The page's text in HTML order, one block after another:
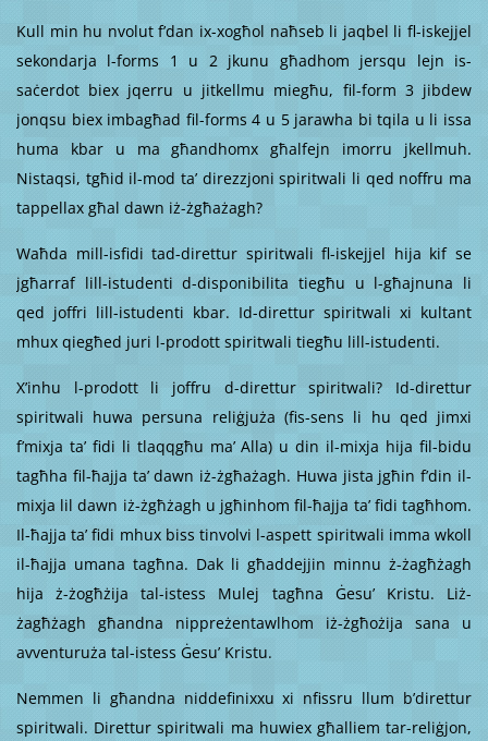
Kull min hu nvolut f’dan ix-xogħol naħseb li jaqbel li fl-iskejjel
sekondarja l-forms 1 u 2 jkunu għadhom jersqu lejn is-
saċerdot biex jqerru u jitkellmu miegħu, fil-form 3 jibdew
jonqsu biex imbagħad fil-forms 4 u 5 jarawha bi tqila u li issa
huma kbar u ma għandhomx għalfejn imorru jkellmuh.
Nistaqsi, tgħid il-mod ta’ direzzjoni spiritwali li qed noffru ma
tappellax għal dawn iż-żgħażagh?
Waħda mill-isfidi tad-direttur spiritwali fl-iskejjel hija kif se
jgħarraf lill-istudenti d-disponibilita tiegħu u l-għajnuna li
qed joffri lill-istudenti kbar. Id-direttur spiritwali xi kultant
mhux qiegħed juri l-prodott spiritwali tiegħu lill-istudenti.
X’inhu l-prodott li joffru d-direttur spiritwali? Id-direttur
spiritwali huwa persuna reliġjuża (fis-sens li hu qed jimxi
f’mixja ta’ fidi li tlaqqgħu ma’ Alla) u din il-mixja hija fil-bidu
tagħha fil-ħajja ta’ dawn iż-żgħażagh. Huwa jista jgħin f’din il-
mixja lil dawn iż-żgħżagh u jgħinhom fil-ħajja ta’ fidi tagħhom.
Il-ħajja ta’ fidi mhux biss tinvolvi l-aspett spiritwali imma wkoll
il-ħajja umana tagħna. Dak li għaddejjin minnu ż-żagħżagh
hija ż-żogħżija tal-istess Mulej tagħna Ġesu’ Kristu. Liż-
żagħżagh għandna nippreżentawlhom iż-żgħożija sana u
avventuruża tal-istess Ġesu’ Kristu.
Nemmen li għandna niddefinixxu xi nfissru llum b’direttur
spiritwali. Direttur spiritwali ma huwiex għalliem tar-reliġjon,